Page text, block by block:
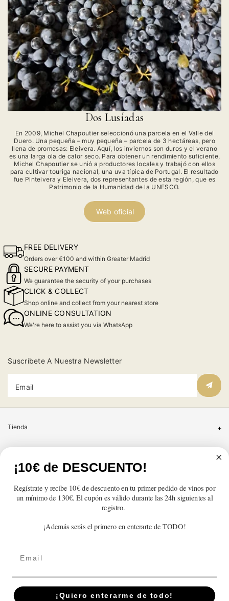
Dos Lusíadas
En 2009, Michel Chapoutier seleccionó una parcela en el Valle del
Duero. Una pequeña – muy pequeña – parcela de 3 hectáreas, pero
llena de promesas: Eleivera. Aquí, los inviernos son duros y el verano
es una larga ola de calor seco. Para obtener un rendimiento suficiente,
Michel Chapoutier se unió a productores locales y trabajó con ellos
para cultivar touriga nacional, una uva típica de Portugal. El resultado
fue Pinteivera y Eleivera, dos representantes de esta región, que es
Patrimonio de la Humanidad de la UNESCO.
Web oficial
FREE DELIVERY
Orders over €100 and within Greater Madrid
SECURE PAYMENT
We guarantee the security of your purchases
CLICK & COLLECT
Shop online and collect from your nearest store
ONLINE CONSULTATION
We're here to assist you via WhatsApp
Suscríbete A Nuestra Newsletter
Email
Tienda
Información
© 2026,En Copa de Balón Powered by Shopify
¡10€ de DESCUENTO!
Regístrate y recibe 10€ de descuento en tu primer pedido de vinos por
un mínimo de 130€. El cupón es válido durante las 24h siguientes al
registro.
¡Además serás el primero en enterarte de TODO!
¡Quiero enterarme de todo!